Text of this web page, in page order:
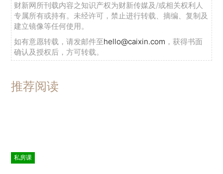
财新网所刊载内容之知识产权为财新传媒及/或相关权利人
专属所有或持有。未经许可，禁止进行转载、摘编、复制及
建立镜像等任何使用。
如有意愿转载，请发邮件至hello@caixin.com ，获得书面
确认及授权后，方可转载。
推荐阅读
私房课